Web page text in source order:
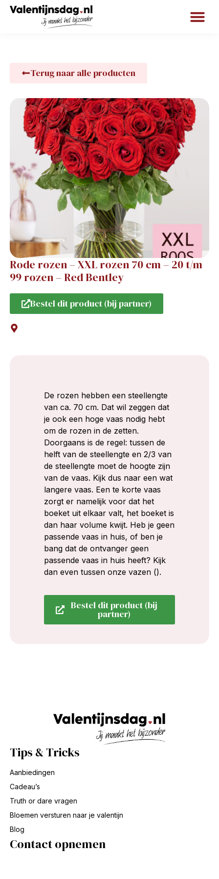
Terug naar alle producten
Rode rozen – XXL rozen 70 cm – 20 t/m
99 rozen – Red Bentley
Bestel dit product (bij partner)
De rozen hebben een steellengte
van ca. 70 cm. Dat wil zeggen dat
je ook een hoge vaas nodig hebt
om de rozen in de zetten.
Doorgaans is de regel: tussen de
helft van de steellengte en 2/3 van
de steellengte moet de hoogte zijn
van de vaas. Kijk dus naar een wat
langere vaas. Een te korte vaas
zorgt er namelijk voor dat het
boeket uit elkaar valt, het boeket is
dan haar volume kwijt. Heb je geen
passende vaas in huis, of ben je
bang dat de ontvanger geen
passende vaas in huis heeft? Kijk
dan even tussen onze vazen ().
Bestel dit product (bij
partner)
Tips & Tricks
Aanbiedingen
Cadeau’s
Truth or dare vragen
Bloemen versturen naar je valentijn
Blog
Contact opnemen